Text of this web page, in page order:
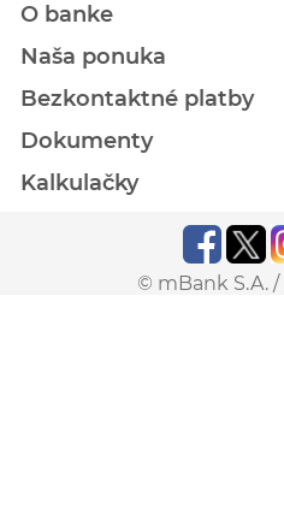
O banke
Naša ponuka
Bezkontaktné platby
Dokumenty
Kalkulačky
© mBank S.A. /